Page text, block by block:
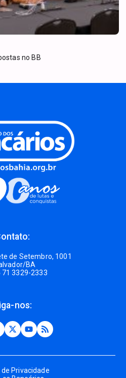
no BB
de Setembro, 1001
BA
71 3329-2333
nos:
de Privacidade